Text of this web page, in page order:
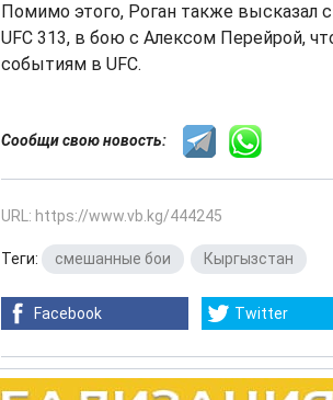
Помимо этого, Роган также высказал
UFC 313, в бою с Алексом Перейрой,
событиям в UFC.
Сообщи свою новость:
URL: https://www.vb.kg/444245
Теги: смешанные бои Кыргызстан
Facebook Twitter